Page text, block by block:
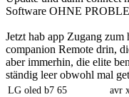
Software OHNE
Jetzt hab app Zugang
companion Remote drin,
aber immerhin, die elite
ständig leer obwohl mal
LG oled b7 65 avr